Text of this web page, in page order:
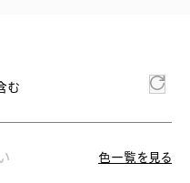
む
色一覧を見る